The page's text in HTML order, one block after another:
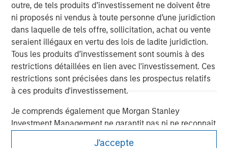
outre, de tels produits d’investissement ne doivent être
ni proposés ni vendus à toute personne d’une juridiction
dans laquelle de tels offre, sollicitation, achat ou vente
seraient illégaux en vertu des lois de ladite juridiction.
Tous les produits d’investissement sont soumis à des
restrictions détaillées en lien avec l'investissement. Ces
restrictions sont précisées dans les prospectus relatifs
à ces produits d'investissement.
Je comprends également que Morgan Stanley
Investment Management ne garantit pas ni ne reconnait
J'accepte
Morgan Stanley
Morgan Stanley Careers
Ce document est une communication promotionnelle.
Les utilisateurs sont invités à prendre connaissance des